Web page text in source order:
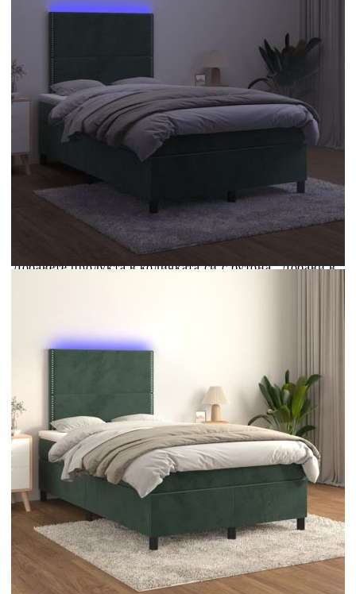
Напрежение:
Материал на пълнежа:
Дължина на захранващия кабел:
Клас на защита:
Дължина на USB кабела:
150 см
Материал за пълнеж:
Покет пружини, пяна
Материал на топ матрака:
Плат (100% полиестер)
Купи на изплащане
Credit calculator
Боксспринг легло с матрак и LED тъмнозелено
120x190 см кадифе
Please select credit institution
Цена на продукта: €393.00
Extraction of information from credit institutions
Предоставената таблица е с информационна цел.
Добавете продукта в количката си с бутона "Добави в
coșul de cumpărături unde veți putea selecta detaliile
cererii de creditare.
Предоставената таблица е с информационна цел.
Добавете продукта в количката си с бутона "Добави в
количката" и при поръчка ще можете да изберете броя
вноски на кредита.
Предоставената таблица е с информационна цел.
Добавете продукта в количката си с бутона "Добави в
количката" и при поръчка ще можете да изберете броя
вноски на кредита.
Предоставената таблица е с информационна цел.
Добавете продукта в количката си с бутона "Добави в
количката" и при поръчка ще можете да изберете броя
вноски на кредита.